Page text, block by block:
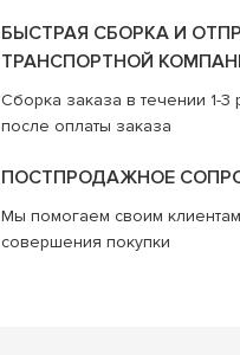
БЫСТРАЯ СБОРКА И
ТРАНСПОРТНОЙ
Сборка заказа в течении 1-3
после оплаты заказа
ПОСТПРОДАЖНОЕ
Мы помогаем своим
совершения покупки